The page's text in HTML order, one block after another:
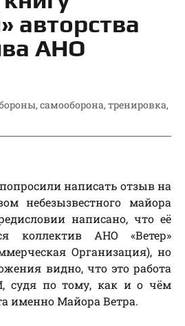
авторства
АНО
, самооборона, тренировка,
написать отзыв на
небезызвестного майора
написано, что её
коллектив АНО «Ветер»
Организация), но
видно, что это работа
судя по тому, как и о чём
именно Майора Ветра.